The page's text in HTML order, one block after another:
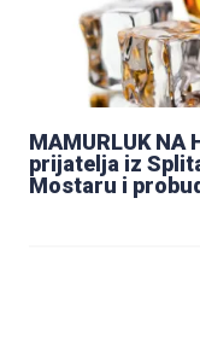
MAMURLUK NA
prijatelja iz
Mostaru i